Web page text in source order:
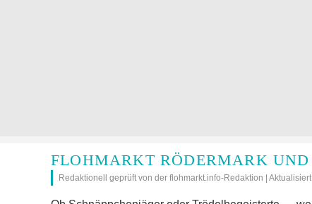
FLOHMARKT RÖDERMARK
Redaktionell geprüft von der flohmarkt.info-Redaktion |